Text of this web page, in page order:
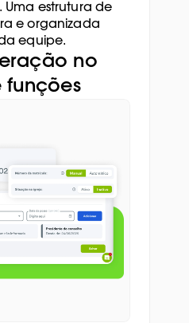
Uma estrutura de
e organizada
equipe.
no
funções